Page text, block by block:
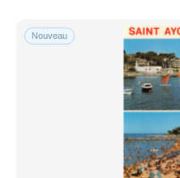
Nouveau